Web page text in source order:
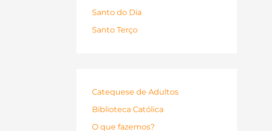
Santo do Dia
Santo Terço
Catequese de Adultos
Biblioteca Católica
O que fazemos?